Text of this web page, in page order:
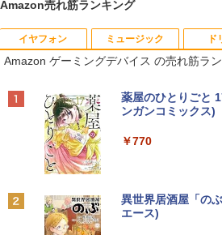
1
超得1,000円OFF
付き｜最新OS対
保証｜Core i3
トパソコン 15.6
ソコン Microsoft
【★最大100%ポ
1
【中古】 自作機
re i7 6700K タワ
￥9,310
pc Intel N5030
3.1GHz Win11
SB3.2×4 3画面
1
【送料無料】TF:
スプレイ DY24-
1920x1080/ D-
古モニター /24
【3ケ月保証】
￥6,480
モニター 27イン
スピーカー搭載
1
漫画 いしぶみ
き、ぼくらは空
1） [ 広島テレ
￥1,650
￥1,650
Amazon売れ筋ランキング
イヤフォン
Anker Soundcore
Anker Soundcore
ミュージック
BRUCE WAYNE
[Explicit]
￥250
BRUCE WAYNE
[Explicit]
ド
by Amazon 天然水
富士山の天然水 バ
ットル (Smart
【Amazon.co.jp限
Amazon ゲーミングデバイス の売れ筋ラ
薬屋のひとりごと
ンガンコミックス)
￥770
異世界居酒屋「の
エース)